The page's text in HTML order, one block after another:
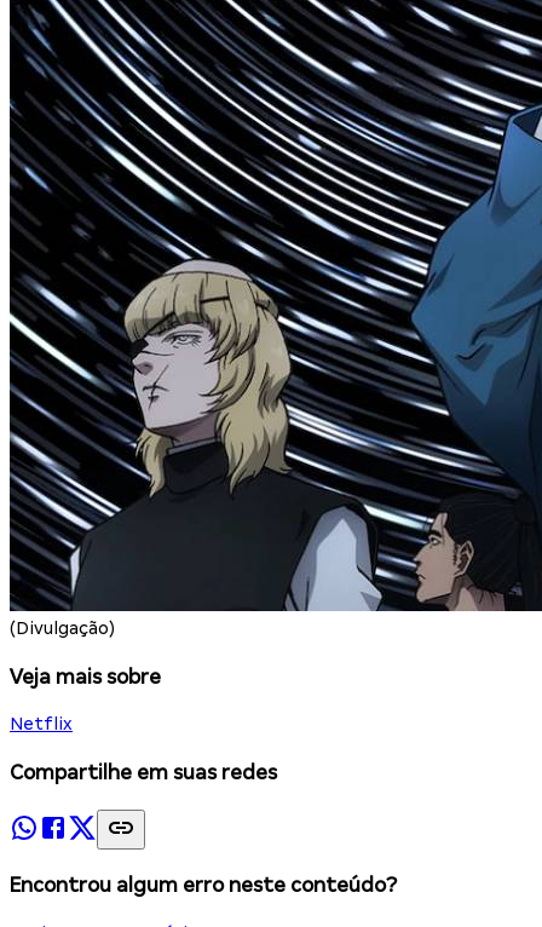
(Divulgação)
Veja mais sobre
Netflix
Compartilhe em suas redes
Encontrou algum erro neste conteúdo?